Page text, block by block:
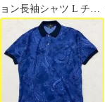
ョン長袖シャツ L チェ
ック イタリア製 ジャパ
ンタグ